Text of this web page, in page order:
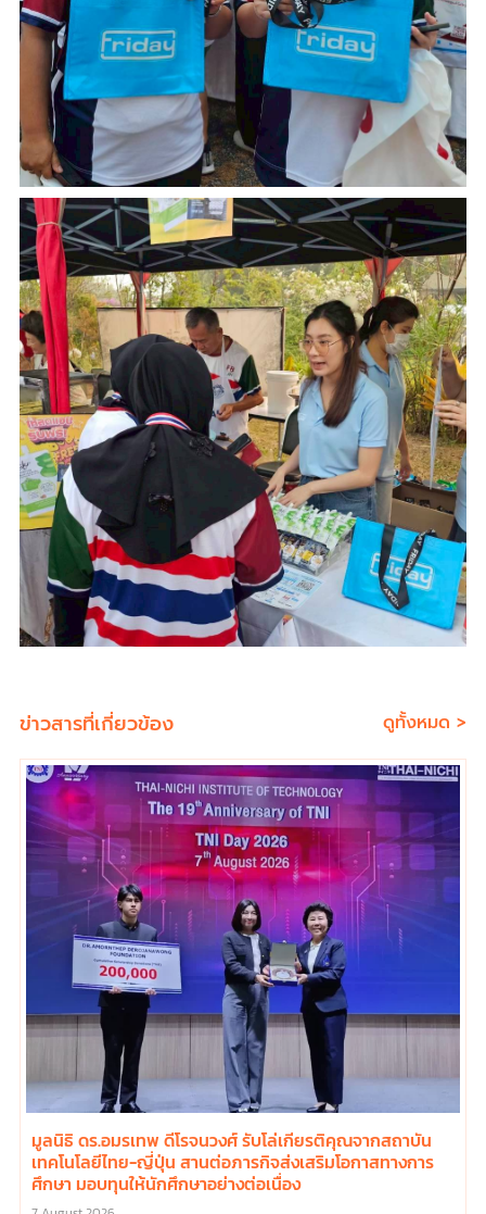
ข่าวสารที่เกี่ยวข้อง ดูทั้งหมด >
มูลนิธิ ดร.อมรเทพ ดีโรจนวงศ์ รับโล่เกียรติคุณจากสถาบัน
เทคโนโลยีไทย-ญี่ปุ่น สานต่อภารกิจส่งเสริมโอกาสทางการ
ศึกษา มอบทุนให้นักศึกษาอย่างต่อเนื่อง